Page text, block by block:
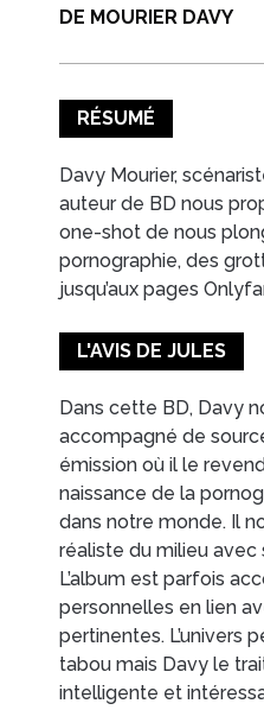
COUPS DE CŒUR
EN IMAGES
DE MOURIER DAVY
RÉSUMÉ
Davy Mourier,
auteur de BD nous
one-shot de nous
pornographie, des
jusqu’aux pages
L'AVIS DE JULES
Dans cette BD, Davy
accompagné de
émission où il le
naissance de la
dans notre monde. Il
réaliste du milieu avec
L’album est parfois
personnelles en lien
pertinentes. L’univers
tabou mais Davy le
intelligente et